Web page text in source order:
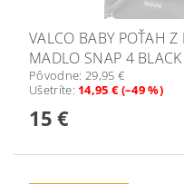
VALCO BABY POŤAH
MADLO SNAP 4 BLACK
Pôvodne: 29,95 €
Ušetríte: 14,95 € (–49 %)
15 €